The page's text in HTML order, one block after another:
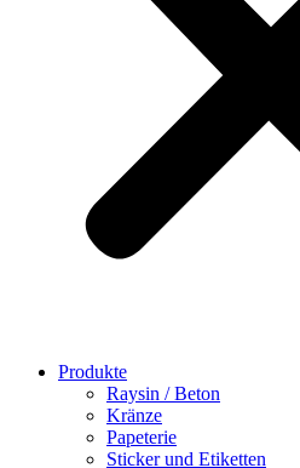
Produkte
Raysin / Beton
Kränze
Papeterie
Sticker und Etiketten